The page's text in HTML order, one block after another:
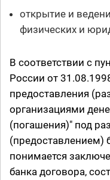
открытие и
физических и
В соответствии с
России от
предоставления
организациями
(погашения)" под
(предоставлением)
понимается
банка договора,